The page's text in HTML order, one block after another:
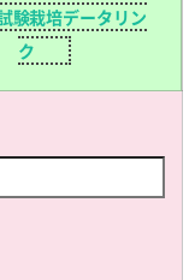
験栽培データリン
ク